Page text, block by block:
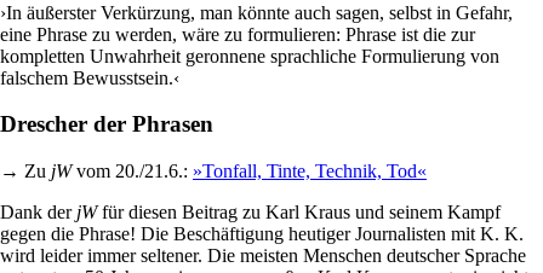
›In äußerster Verkürzung, man könnte auch sagen, selbst in Gefahr,
eine Phrase zu werden, wäre zu formulieren: Phrase ist die zur
kompletten Unwahrheit geronnene sprachliche Formulierung von
falschem Bewusstsein.‹
Drescher der Phrasen
→ Zu jWvom 20./21.6.: »Tonfall, Tinte, Technik, Tod«
Dank der jWfür diesen Beitrag zu Karl Kraus und seinem Kampf
gegen die Phrase! Die Beschäftigung heutiger Journalisten mit K. K.
wird leider immer seltener. Die meisten Menschen deutscher Sprache